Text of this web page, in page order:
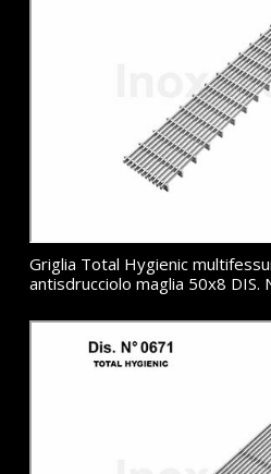
Griglia Total Hygienic
antisdrucciolo maglia 50x8 DIS.